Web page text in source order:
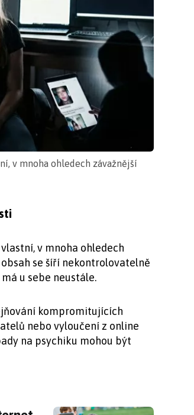
v mnoha ohledech závažnější
v mnoha ohledech
se šíří nekontrolovatelně
u sebe neustále.
kompromitujících
nebo vyloučení z online
na psychiku mohou být